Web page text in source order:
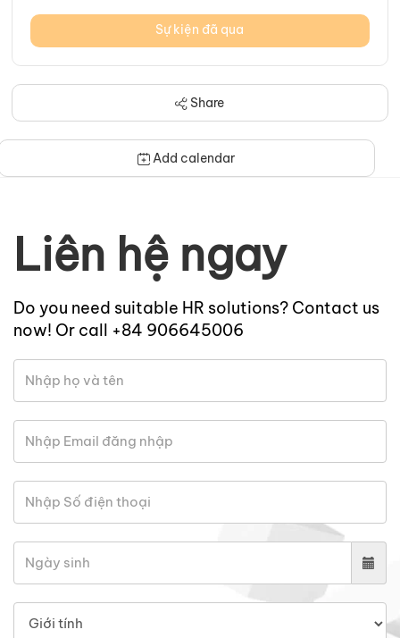
Sự kiện đã qua
Share
Add calendar
Liên hệ ngay
Do you need suitable HR solutions? Contact us
now! Or call +84 906645006